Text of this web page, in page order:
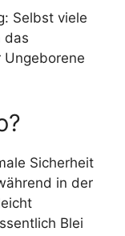
Selbst viele
das
Ungeborene
Sicherheit
in der
Blei